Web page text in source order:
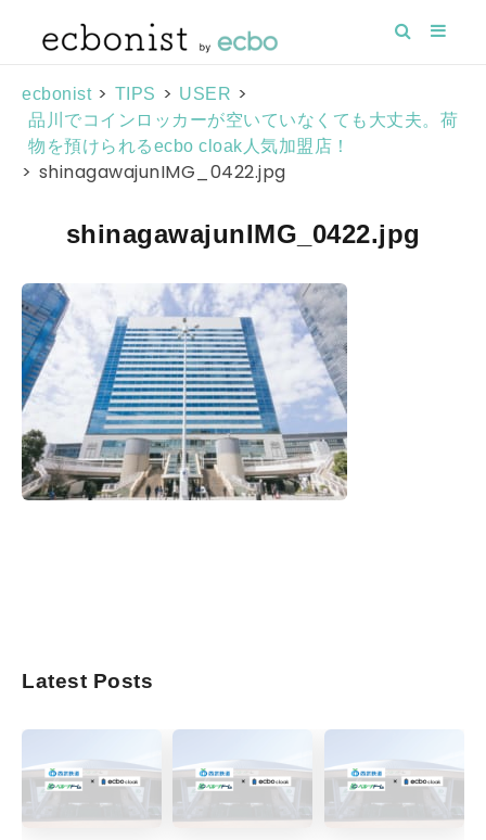
ecbonist > TIPS > USER >
品川でコインロッカーが空いていなくても大丈夫。荷
物を預けられるecbo cloak人気加盟店！
> shinagawajunIMG_0422.jpg
shinagawajunIMG_0422.jpg
Latest Posts